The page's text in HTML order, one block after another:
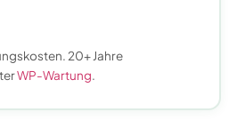
20+ Jahre
WP-Wartung.